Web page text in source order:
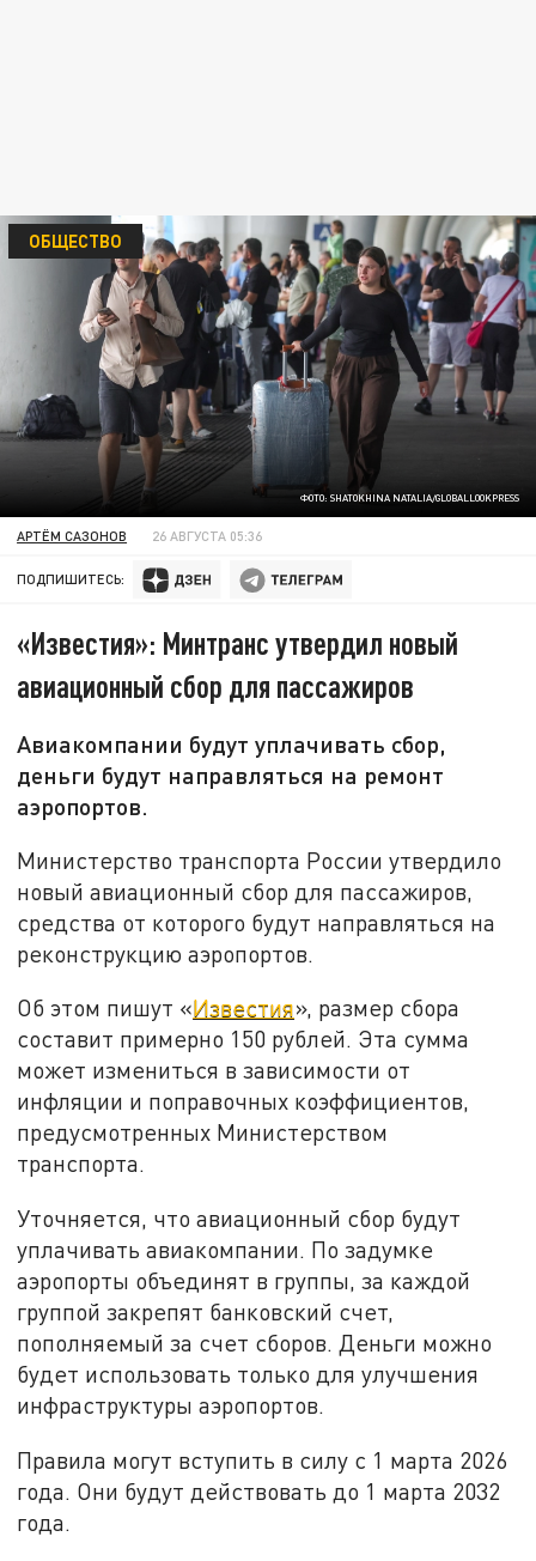
ФОТО: SHATOKHINA NATALIA/GLOBALLOOKPRESS
ОБЩЕСТВО
АРТЁМ САЗОНОВ 26 АВГУСТА 05:36
ПОДПИШИТЕСЬ:
«Известия»: Минтранс утвердил новый
авиационный сбор для пассажиров
Авиакомпании будут уплачивать сбор,
деньги будут направляться на ремонт
аэропортов.
Министерство транспорта России утвердило
новый авиационный сбор для пассажиров,
средства от которого будут направляться на
реконструкцию аэропортов.
Об этом пишут «Известия», размер сбора
составит примерно 150 рублей. Эта сумма
может измениться в зависимости от
инфляции и поправочных коэффициентов,
предусмотренных Министерством
транспорта.
Уточняется, что авиационный сбор будут
уплачивать авиакомпании. По задумке
аэропорты объединят в группы, за каждой
группой закрепят банковский счет,
пополняемый за счет сборов. Деньги можно
будет использовать только для улучшения
инфраструктуры аэропортов.
Правила могут вступить в силу с 1 марта 2026
года. Они будут действовать до 1 марта 2032
года.